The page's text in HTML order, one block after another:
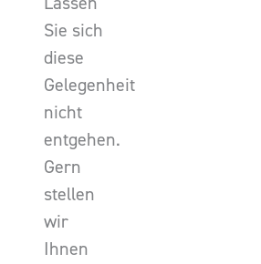
Sie sich
diese
Gelegenheit
nicht
entgehen.
Gern
stellen
wir
Ihnen